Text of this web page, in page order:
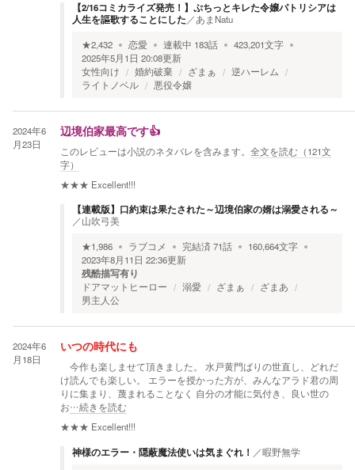
【2/16コミカライズ発売！】ぷちっとキレた令嬢パトリシアは
人生を謳歌することにした ／あまNatu
★2,432 恋愛 連載中 183話 423,201文字
2025年5月1日 20:08更新
女性向け
婚約破棄 ざまぁ
逆ハーレム
ライトノベル
悪役令嬢
2024年6
月23日
辺境伯家最高です👍
このレビューは小説のネタバレを含みます。 全文を読む（121文
字）
★★★ Excellent!!!
【連載版】口約束は果たされた～辺境伯家の婿は溺愛される～
／山吹弓美
★1,986 ラブコメ 完結済71話 160,664文字
2023年8月11日 22:36更新
残酷描写有り
ドアマットヒーロー 溺愛 ざまぁ
ざまあ
男主人公
2024年6
月18日
いつの時代にも
今作も楽しませて頂きました。 水戸黄門ばりの世直し、どれだ
け読んでも楽しい。 エラーを授かった方が、みんなアラド君の周
りに集まり、蔑まれることなく 自分の才能に気付き、良い世の
お…続きを読む
★★★ Excellent!!!
神様のエラー・隠蔽魔法使いは気まぐれ！ ／暇野無学